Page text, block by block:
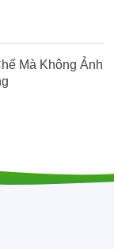
Mà Không Ảnh